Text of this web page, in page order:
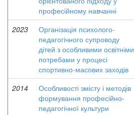
професійному навчанні
2023
Організація психолого-
педагогічного супроводу
дітей з особливими освітніми
потребами у процесі
спортивно-масових заходів
2014
Особливості змісту і методів
формування професійно-
педагогічної культури